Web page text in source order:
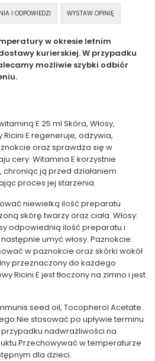
I ODPOWIEDZI WYSTAW OPINIĘ
w okresie letnim
kurierskiej. W przypadku
możliwie szybki odbiór
E 25 ml Skóra, Włosy,
E regeneruje, odżywia,
oraz sprawdza się w
cery. Witamina E korzystnie
chroniąc ją przed działaniem
proces jej starzenia.
niewielką ilość preparatu
skórę twarzy oraz ciała. Włosy:
odpowiednią ilość preparatu i
umyć włosy. Paznokcie:
w paznokcie oraz skórki wokół
przeznaczony do każdego
Ricini E jest tłoczony na zimno i jest
seed oil, Tocopherol Acetate.
stosować po upływie terminu
nadwrażliwości na
w temperaturze
dla dzieci.